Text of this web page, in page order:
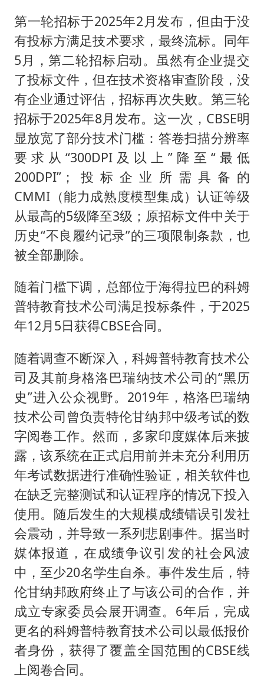
第一轮招标于2025年2月发布，但由于没
有投标方满足技术要求，最终流标。同年
5月，第二轮招标启动。虽然有企业提交
了投标文件，但在技术资格审查阶段，没
有企业通过评估，招标再次失败。第三轮
招标于2025年8月发布。这一次，CBSE明
显放宽了部分技术门槛：答卷扫描分辨率
要求从“300DPI及以上”降至“最低
200DPI”；投标企业所需具备的
CMMI（能力成熟度模型集成）认证等级
从最高的5级降至3级；原招标文件中关于
历史“不良履约记录”的三项限制条款，也
被全部删除。
随着门槛下调，总部位于海得拉巴的科姆
普特教育技术公司满足投标条件，于2025
年12月5日获得CBSE合同。
随着调查不断深入，科姆普特教育技术公
司及其前身格洛巴瑞纳技术公司的“黑历
史”进入公众视野。2019年，格洛巴瑞纳
技术公司曾负责特伦甘纳邦中级考试的数
字阅卷工作。然而，多家印度媒体后来披
露，该系统在正式启用前并未充分利用历
年考试数据进行准确性验证，相关软件也
在缺乏完整测试和认证程序的情况下投入
使用。随后发生的大规模成绩错误引发社
会震动，并导致一系列悲剧事件。据当时
媒体报道，在成绩争议引发的社会风波
中，至少20名学生自杀。事件发生后，特
伦甘纳邦政府终止了与该公司的合作，并
成立专家委员会展开调查。6年后，完成
更名的科姆普特教育技术公司以最低报价
者身份，获得了覆盖全国范围的CBSE线
上阅卷合同。